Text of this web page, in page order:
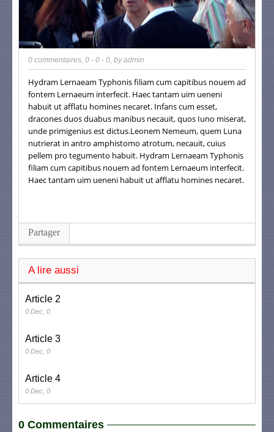
0 commentaires, 0 - 0 - 0, byadmin
Hydram Lernaeam Typhonis filiam cum capitibus nouem ad
fontem Lernaeum interfecit. Haec tantam uim ueneni
habuit ut afflatu homines necaret. Infans cum esset,
dracones duos duabus manibus necauit, quos Iuno miserat,
unde primigenius est dictus.Leonem Nemeum, quem Luna
nutrierat in antro amphistomo atrotum, necauit, cuius
pellem pro tegumento habuit. Hydram Lernaeam Typhonis
filiam cum capitibus nouem ad fontem Lernaeum interfecit.
Haec tantam uim ueneni habuit ut afflatu homines necaret.
Partager
A lire aussi
Article 2
0 Dec, 0
Article 3
0 Dec, 0
Article 4
0 Dec, 0
0 Commentaires